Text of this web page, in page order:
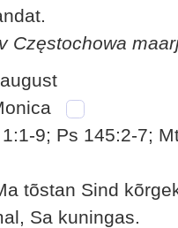
Częstochowa
9; Ps 145:2-7;
tõstan Sind
Sa kuningas.